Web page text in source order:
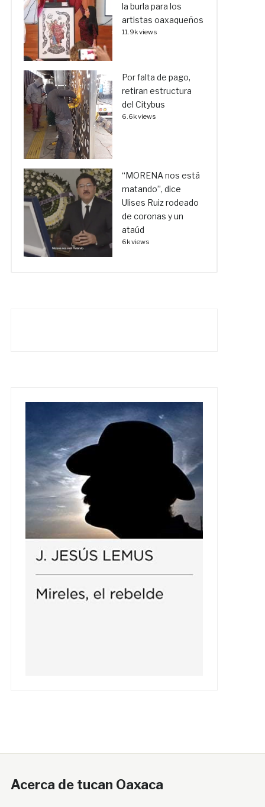
la burla para los
artistas oaxaqueños
11.9k views
Por falta de pago,
retiran estructura
del Citybus
6.6k views
“MORENA nos está
matando”, dice
Ulises Ruiz rodeado
de coronas y un
ataúd
6k views
Acerca de tucan Oaxaca